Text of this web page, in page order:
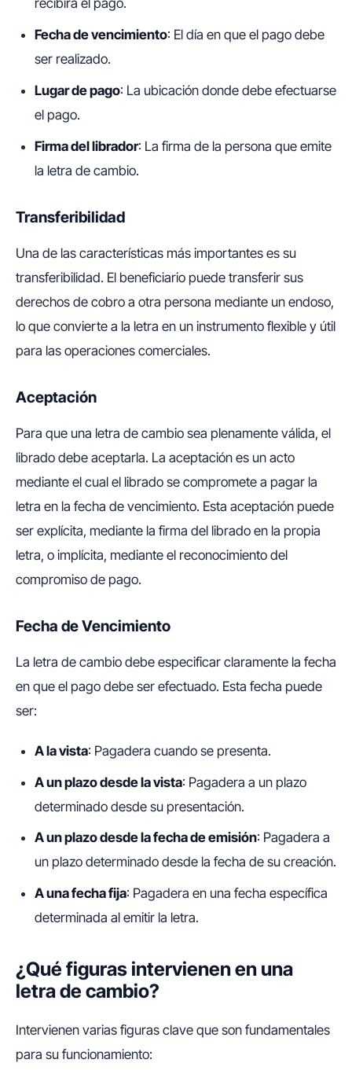
recibirá el pago.
Fecha de vencimiento: El día en que el pago debe
ser realizado.
Lugar de pago: La ubicación donde debe efectuarse
el pago.
Firma del librador: La firma de la persona que emite
la letra de cambio.
Transferibilidad
Una de las características más importantes es su
transferibilidad. El beneficiario puede transferir sus
derechos de cobro a otra persona mediante un endoso,
lo que convierte a la letra en un instrumento flexible y útil
para las operaciones comerciales.
Aceptación
Para que una letra de cambio sea plenamente válida, el
librado debe aceptarla. La aceptación es un acto
mediante el cual el librado se compromete a pagar la
letra en la fecha de vencimiento. Esta aceptación puede
ser explícita, mediante la firma del librado en la propia
letra, o implícita, mediante el reconocimiento del
compromiso de pago.
Fecha de Vencimiento
La letra de cambio debe especificar claramente la fecha
en que el pago debe ser efectuado. Esta fecha puede
ser:
A la vista: Pagadera cuando se presenta.
A un plazo desde la vista: Pagadera a un plazo
determinado desde su presentación.
A un plazo desde la fecha de emisión: Pagadera a
un plazo determinado desde la fecha de su creación.
A una fecha fija: Pagadera en una fecha específica
determinada al emitir la letra.
¿Qué figuras intervienen en una
letra de cambio?
Intervienen varias figuras clave que son fundamentales
para su funcionamiento: